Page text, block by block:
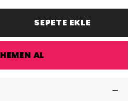
SEPETE EKLE
HEMEN AL